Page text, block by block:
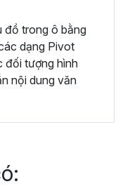
đồ trong ô bằng
dạng Pivot
đối tượng hình
nội dung văn